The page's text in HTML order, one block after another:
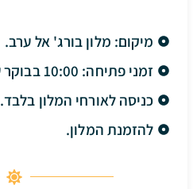
מיקום: מלון בורג' אל ערב.
זמני פתיחה: 10:00 בבוקר עד 18:00 בערב.
כניסה לאורחי המלון בלבד.
להזמנת המלון.